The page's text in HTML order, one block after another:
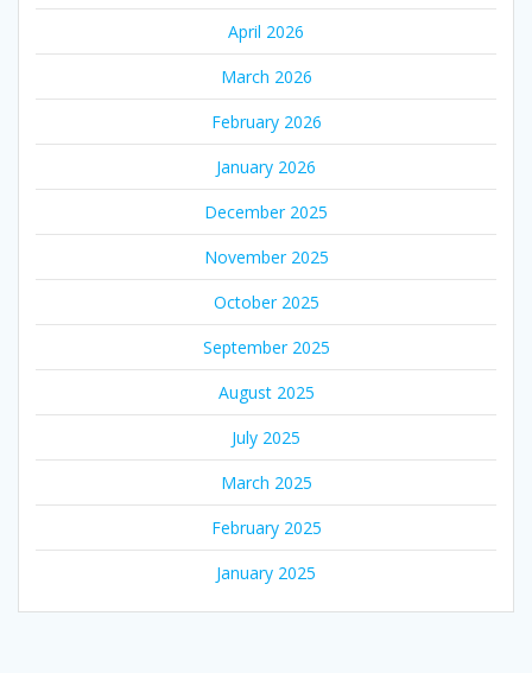
April 2026
March 2026
February 2026
January 2026
December 2025
November 2025
October 2025
September 2025
August 2025
July 2025
March 2025
February 2025
January 2025